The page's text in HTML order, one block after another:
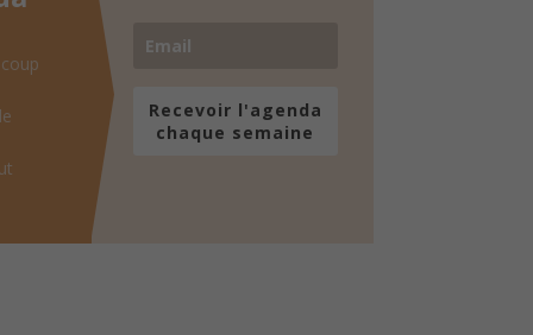
Recevoir l'agenda
chaque semaine